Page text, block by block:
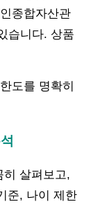
종합자산관
습니다. 상품
도를 명확히
히 살펴보고,
준, 나이 제한